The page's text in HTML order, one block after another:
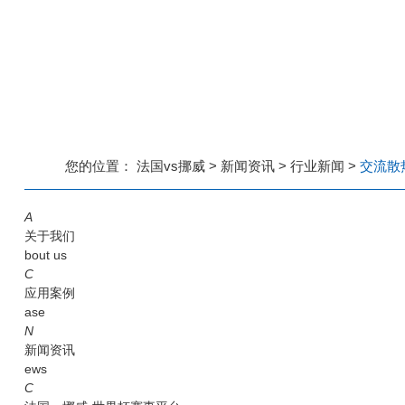
您的位置： 法国vs挪威> 新闻资讯> 行业新闻 > 交流散
A
关于我们
bout us
C
应用案例
ase
N
新闻资讯
ews
C